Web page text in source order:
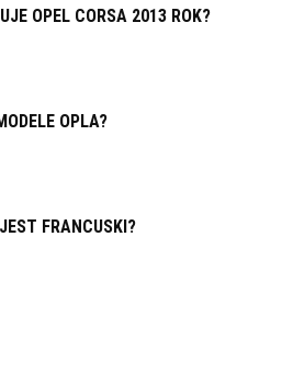
OPEL CORSA 2013 ROK?
OPLA?
FRANCUSKI?